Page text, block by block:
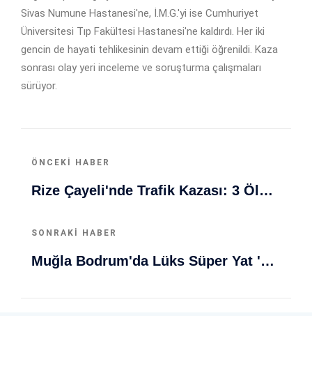
Sivas Numune Hastanesi'ne, İ.M.G.'yi ise Cumhuriyet
Üniversitesi Tıp Fakültesi Hastanesi'ne kaldırdı. Her iki
gencin de hayati tehlikesinin devam ettiği öğrenildi. Kaza
sonrası olay yeri inceleme ve soruşturma çalışmaları
sürüyor.
ÖNCEKI HABER
Rize Çayeli'nde Trafik Kazası: 3 Ölü, 4 Yaralı
SONRAKI HABER
Muğla Bodrum'da Lüks Süper Yat 'Golden Odyssey' Demirledi